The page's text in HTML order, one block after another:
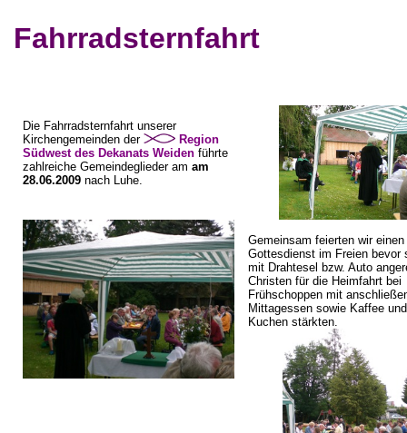
Fahrradsternfahrt
Die Fahrradsternfahrt unserer
Kirchengemeinden der
Region
Südwest des Dekanats Weidenführte
zahlreiche Gemeindeglieder am am
28.06.2009 nach Luhe.
Gemeinsam feierten wir einen
Gottesdienst im Freien bevor
mit Drahtesel bzw. Auto
Christen für die Heimfahrt bei
Frühschoppen mit
Mittagessen sowie Kaffee und
Kuchen stärkten.